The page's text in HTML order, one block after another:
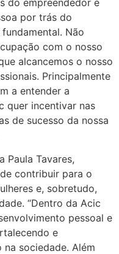
do empreendedor e
por trás do
Não
com o nosso
alcancemos o nosso
Principalmente
a entender a
quer incentivar nas
de sucesso da nossa
Paula Tavares,
contribuir para o
e, sobretudo,
“Dentro da Acic
pessoal e
e
sociedade. Além